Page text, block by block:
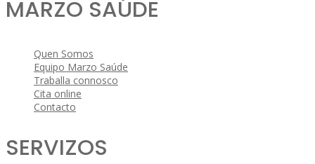
MARZO SAÚDE
Quen Somos
Equipo Marzo Saúde
Traballa connosco
Cita online
Contacto
SERVIZOS